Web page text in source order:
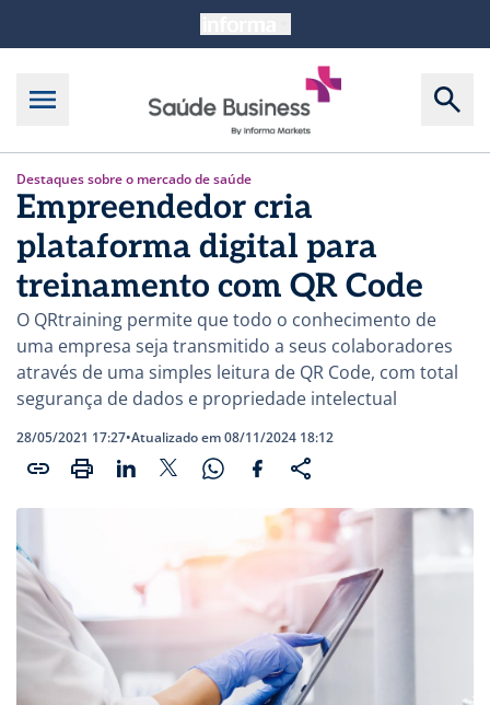
Destaques sobre o mercado de saúde
Empreendedor cria
plataforma digital para
treinamento com QR Code
O QRtraining permite que todo o conhecimento de
uma empresa seja transmitido a seus colaboradores
através de uma simples leitura de QR Code, com total
segurança de dados e propriedade intelectual
28/05/2021 17:27•Atualizado em 08/11/2024 18:12